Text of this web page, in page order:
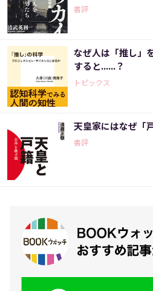
書評
なぜ人は「推し」
すると......？
トピックス
天皇家にはなぜ「
書評